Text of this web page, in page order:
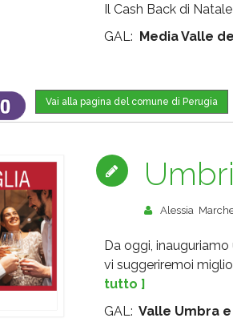
Il Cash Back di
GAL: Media Valle
Vai alla pagina del comune di Perugia
Alessia
Da oggi,
vi suggeriremoi
tutto ]
GAL: Valle Umbra